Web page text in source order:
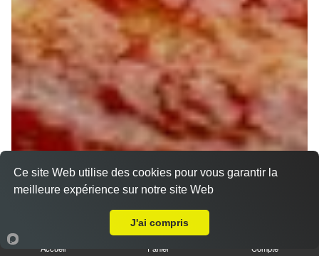
Accueil Panier Compte
Ce site Web utilise des cookies pour vous garantir la
meilleure expérience sur notre site Web
J'ai compris